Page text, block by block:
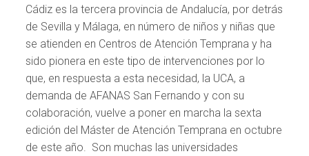
Cádiz es la tercera provincia de Andalucía, por detrás
de Sevilla y Málaga, en número de niños y niñas que
se atienden en Centros de Atención Temprana y ha
sido pionera en este tipo de intervenciones por lo
que, en respuesta a esta necesidad, la UCA, a
demanda de AFANAS San Fernando y con su
colaboración, vuelve a poner en marcha la sexta
edición del Máster de Atención Temprana en octubre
de este año. Son muchas las universidades